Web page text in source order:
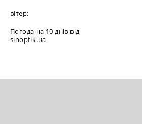
вітер:
Погода на 10 днів від
sinoptik.ua